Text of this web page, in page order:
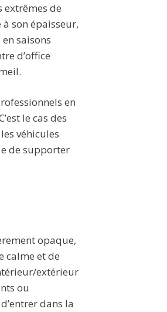
de
son épaisseur,
saisons
d’office
en
le cas des
véhicules
de supporter
opaque,
calme et de
extérieur
ou
dans la